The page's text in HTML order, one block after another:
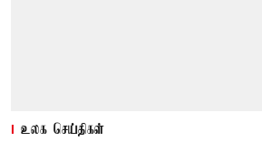
உலக செய்திகள்